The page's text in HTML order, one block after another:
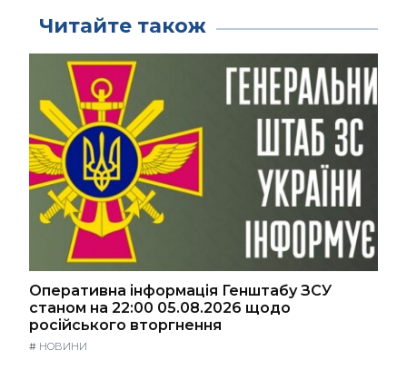
Читайте також
Оперативна інформація Генштабу ЗСУ
станом на 22:00 05.08.2026 щодо
російського вторгнення
# НОВИНИ